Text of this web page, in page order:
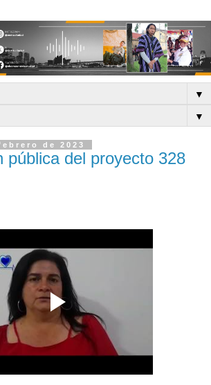
▼
▼
de 2023
pública del proyecto 328